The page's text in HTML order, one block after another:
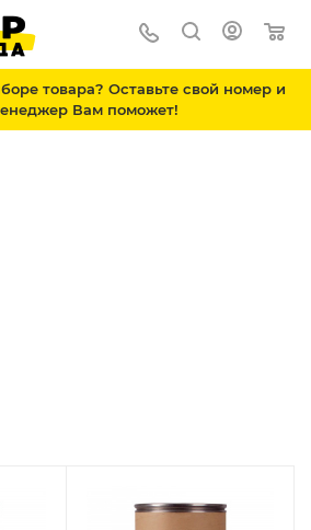
товара? Оставьте свой номер и
Вам поможет!